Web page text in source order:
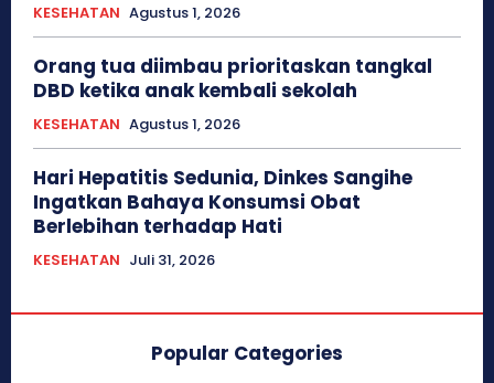
KESEHATAN Agustus 1, 2026
Orang tua diimbau prioritaskan tangkal
DBD ketika anak kembali sekolah
KESEHATAN Agustus 1, 2026
Hari Hepatitis Sedunia, Dinkes Sangihe
Ingatkan Bahaya Konsumsi Obat
Berlebihan terhadap Hati
KESEHATAN Juli 31, 2026
Popular Categories